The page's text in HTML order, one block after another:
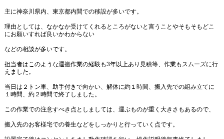
主に神奈川県内、東京都内間での移設が多いです。
理由としては、なかなか受けてくれるところがないと言うことやそもそもどこ
にお願いすれば良いかわからない
などの相談が多いです。
担当者はこのような運搬作業の経験も3年以上あり見積等、作業もスムーズに行
えました。
当日は２トン車、助手付きで向かい、解体に約１時間、搬入先での組み立てに
１時間、約２時間で終了しました。
この作業での注意すべき点としましては、運ぶものが重く大きさもあるので、
搬入先のお客様宅での養生などをしっかりと行っていく点です。